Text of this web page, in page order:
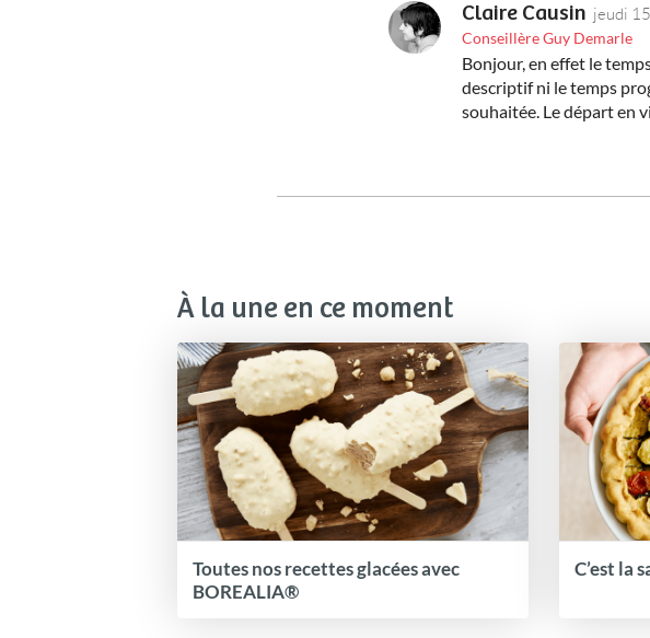
Claire Causin jeudi
Conseillère Guy Demarle
Bonjour, en effet le
descriptif ni le temps
souhaitée. Le départ en
À la une en ce moment
Toutes nos recettes glacées avec
BOREALIA®
C’est la